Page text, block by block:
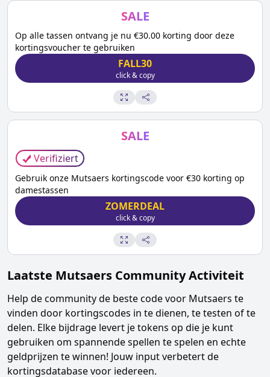
SALE
Op alle tassen ontvang je nu €30.00 korting door deze
kortingsvoucher te gebruiken
FALL30
click & copy
SALE
Verifiziert
Gebruik onze Mutsaers kortingscode voor €30 korting op
damestassen
ZOMERDEAL
click & copy
Laatste Mutsaers Community Activiteit
Help de community de beste code voor Mutsaers te
vinden door kortingscodes in te dienen, te testen of te
delen. Elke bijdrage levert je tokens op die je kunt
gebruiken om spannende spellen te spelen en echte
geldprijzen te winnen! Jouw input verbetert de
kortingsdatabase voor iedereen.